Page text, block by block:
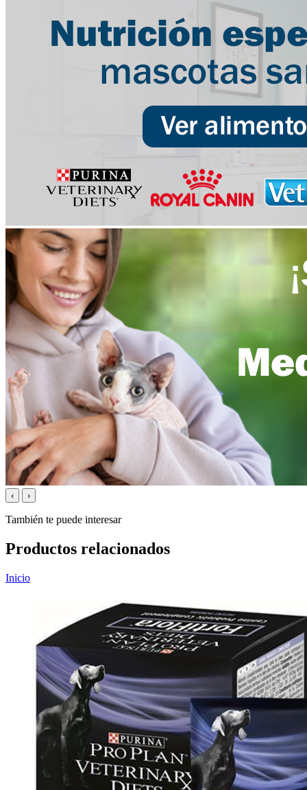
‹ ›
También te puede interesar
Productos relacionados
Inicio